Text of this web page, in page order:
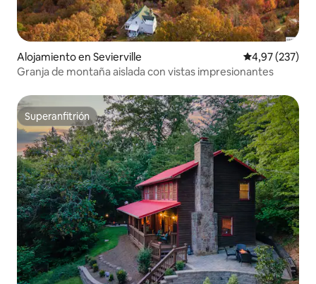
Alojamiento en Sevierville Calificación
4,97 (237)
Granja de montaña aislada con vistas impresionantes
Superanfitrión
Superanfitrión